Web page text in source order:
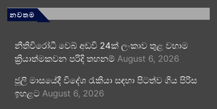
නවතම
නීතිවිරෝධී වෙබ් අඩවි 24ක් ලංකාව තුළ වහාම
ක්‍රියාත්මකවන පරිදි තහනම් August 6, 2026
ජූලි මාසයේදී විදේශ රැකියා සඳහා පිටත්ව ගිය පිරිස
ඉහළට August 6, 2026